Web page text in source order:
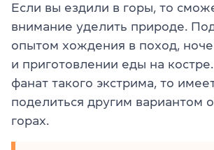
Если вы ездили в горы, то
внимание уделить природе.
опытом хождения в поход,
и приготовлении еды на
фанат такого экстрима, то
поделиться другим вариантом
горах.